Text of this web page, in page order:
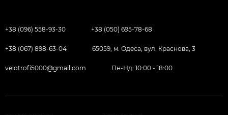
+38 (096) 558-93-30 +38 (050) 695-78-68
+38 (067) 898-63-04 65059, м. Одеса, вул. Краснова, 3
velotrofi5000@gmail.com Пн-Нд: 10:00 - 18:00